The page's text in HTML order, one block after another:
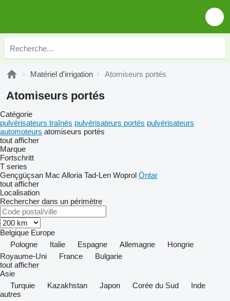
Matériel d'irrigation Atomiseurs portés
Atomiseurs portés
Catégorie
pulvérisateurs traînés pulvérisateurs portés pulvérisateurs
automoteurs atomiseurs portés
tout afficher
Marque
Fortschritt
T series
Gençgüçsan Mac Alloria Tad-Len Woprol Öntar
tout afficher
Localisation
Rechercher dans un périmètre
Belgique Europe
Pologne
Italie Espagne Allemagne
Hongrie
Royaume-Uni
France
Bulgarie
tout afficher
Asie
Turquie
Kazakhstan Japon Corée du Sud
Inde
autres